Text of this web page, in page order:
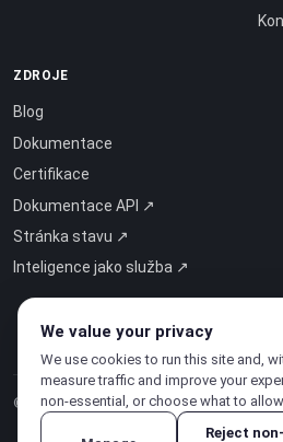
ZDROJE
Blog
Dokumentace
Certifikace
Dokumentace API ↗
Stránka stavu ↗
Inteligence jako služba ↗
© 2026 CloudSigma Holding AG.Všechna
We value your privacy
We use cookies to run this site and,
measure traffic and improve your
non-essential, or choose what to
Reject non-